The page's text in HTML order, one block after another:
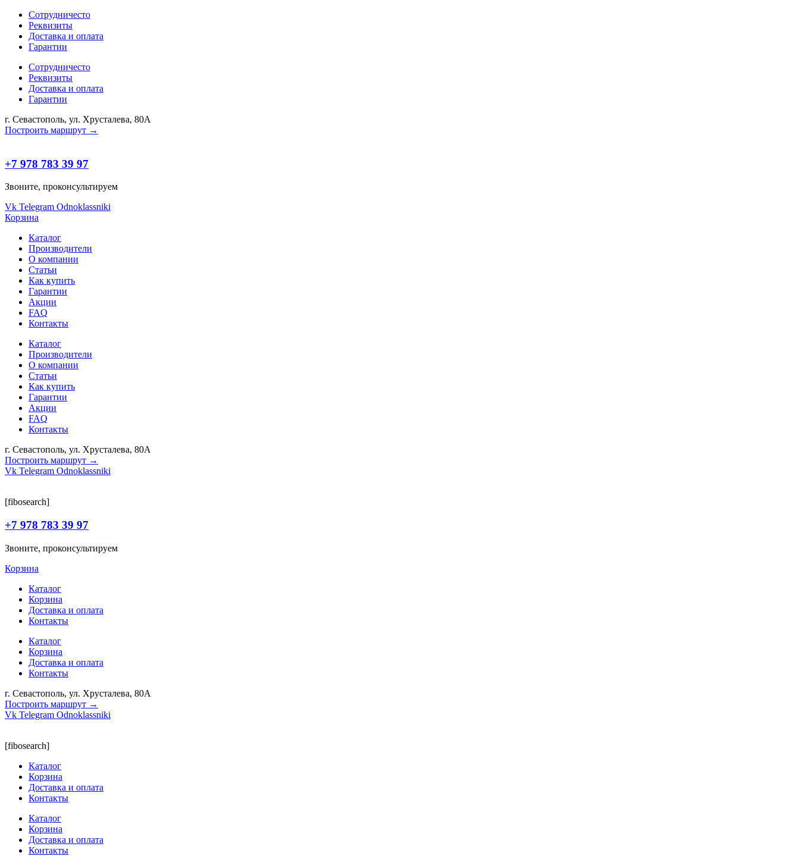
Сотрудничесто
Реквизиты
Доставка и оплата
Гарантии
Сотрудничесто
Реквизиты
Доставка и оплата
Гарантии
г. Севастополь, ул. Хрусталева, 80А
Построить маршрут →
+7 978 783 39 97
Звоните, проконсультируем
Vk Telegram Odnoklassniki
Корзина
Каталог
Производители
О компании
Статьи
Как купить
Гарантии
Акции
FAQ
Контакты
Каталог
Производители
О компании
Статьи
Как купить
Гарантии
Акции
FAQ
Контакты
г. Севастополь, ул. Хрусталева, 80А
Построить маршрут →
Vk Telegram Odnoklassniki
[fibosearch]
+7 978 783 39 97
Звоните, проконсультируем
Корзина
Каталог
Корзина
Доставка и оплата
Контакты
Каталог
Корзина
Доставка и оплата
Контакты
г. Севастополь, ул. Хрусталева, 80А
Построить маршрут →
Vk Telegram Odnoklassniki
[fibosearch]
Каталог
Корзина
Доставка и оплата
Контакты
Каталог
Корзина
Доставка и оплата
Контакты